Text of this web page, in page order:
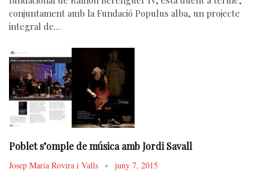
conjuntament amb la Fundació Populus alba, un projecte
integral de…
Poblet s’omple de música amb Jordi Savall
Josep Maria Rovira i Valls juny 7, 2015